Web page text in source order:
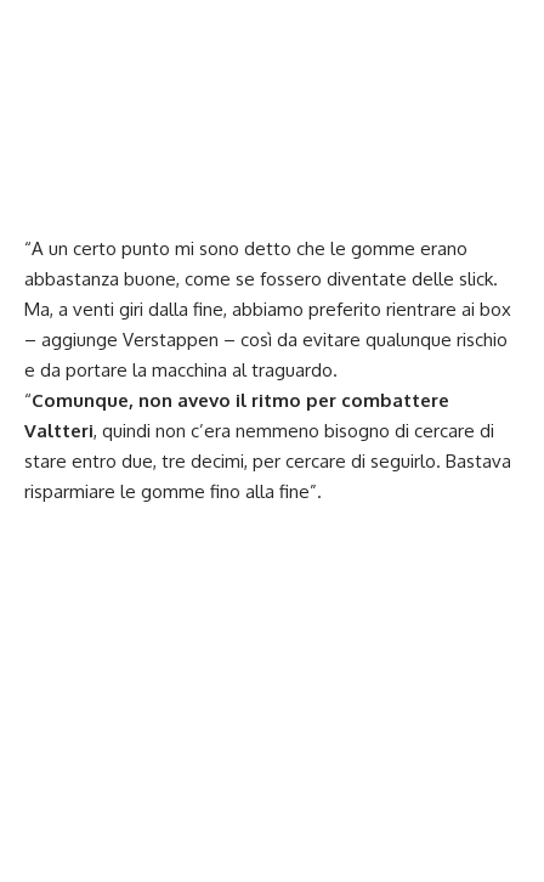
“A un certo punto mi sono detto che le gomme erano
abbastanza buone, come se fossero diventate delle slick.
Ma, a venti giri dalla fine, abbiamo preferito rientrare ai box
– aggiunge Verstappen – così da evitare qualunque rischio
e da portare la macchina al traguardo.
“Comunque, non avevo il ritmo per combattere
Valtteri, quindi non c’era nemmeno bisogno di cercare di
stare entro due, tre decimi, per cercare di seguirlo. Bastava
risparmiare le gomme fino alla fine”.